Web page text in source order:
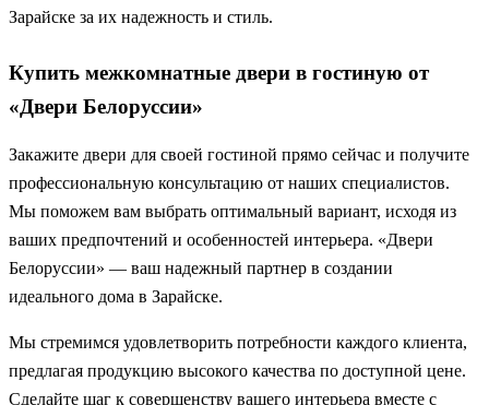
Зарайске за их надежность и стиль.
Купить межкомнатные двери в гостиную от
«Двери Белоруссии»
Закажите двери для своей гостиной прямо сейчас и получите
профессиональную консультацию от наших специалистов.
Мы поможем вам выбрать оптимальный вариант, исходя из
ваших предпочтений и особенностей интерьера. «Двери
Белоруссии» — ваш надежный партнер в создании
идеального дома в Зарайске.
Мы стремимся удовлетворить потребности каждого клиента,
предлагая продукцию высокого качества по доступной цене.
Сделайте шаг к совершенству вашего интерьера вместе с